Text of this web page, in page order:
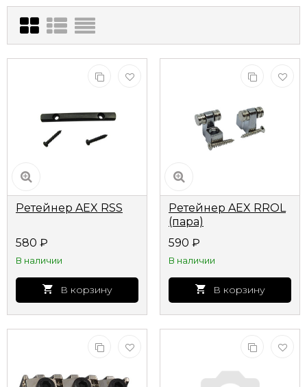
Ретейнер AEX RSS
580 ₽
В наличии
В корзину
Ретейнер AEX RROL
(пара)
590 ₽
В наличии
В корзину